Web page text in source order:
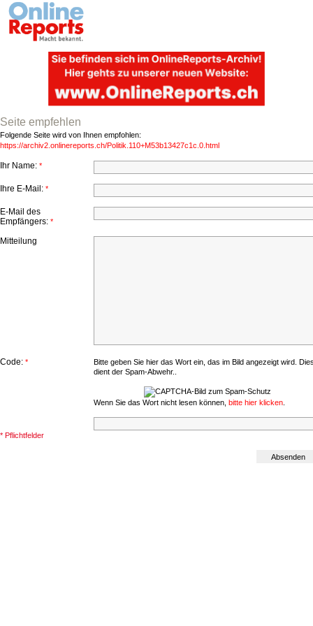
Seite empfehlen
Folgende Seite wird von Ihnen empfohlen:
https://archiv2.onlinereports.ch/Politik.110+M53b13427c1c.0.html
Ihr Name: *
Ihre E-Mail: *
E-Mail des
Empfängers: *
Mitteilung
Code: *
Bitte geben Sie hier das Wort ein, das im Bild angezeigt wird.
dient der Spam-Abwehr..
Wenn Sie das Wort nicht lesen können, bitte hier klicken
* Pflichtfelder